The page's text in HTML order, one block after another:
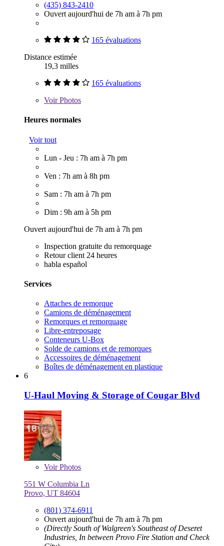
(435) 843-2410
Ouvert aujourd'hui de 7h am à 7h pm
165 évaluations
Distance estimée
19,3 milles
165 évaluations
VoirPhotos
Heures normales
Voir tout
Lun - Jeu : 7h am à 7h pm
Ven : 7h am à 8h pm
Sam : 7h am à 7h pm
Dim : 9h am à 5h pm
Ouvert aujourd'hui de 7h am à 7h pm
Inspection gratuite du remorquage
Retour client 24 heures
habla español
Services
Attaches de remorque
Camions de déménagement
Remorques et remorquage
Libre-entreposage
Conteneurs U-Box
Solde de camions et de remorques
Accessoires de déménagement
Boîtes de déménagement en plastique
6
U-Haul Moving & Storage of Cougar Blvd
VoirPhotos
551 W Columbia Ln
Provo, UT 84604
(801) 374-6911
Ouvert aujourd'hui de 7h am à 7h pm
(Directly South of Walgreen's Southeast of Deseret
Industries, In between Provo Fire Station and Check